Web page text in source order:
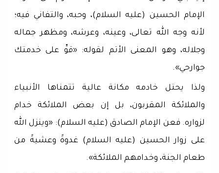
الإمام الحسين (عليه السلام)، وحبه، والتفاني فيه؛
لأنه وجه الله تعالى، وعينه، وعرشه، ومظهر جماله
وجلاله، وهو المعنى الأتم لقوله: «قوِّ على خدمتك
جوارحي».
ولذا يحتل خادمه مكانة عالية تتمناها الأنبياء
والملائكة المقربون، بل إن بعض الملائكة خدام
لزواره. فعن الإمام الصادق (عليه السلام): «وينزل الله
على زوار الحسين (عليه السلام) غدوةً وعشيةً من
طعام الجنة، وخدامهم الملائكة».